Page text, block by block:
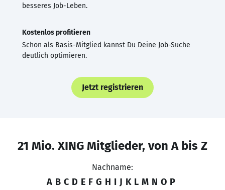
besseres Job-Leben.
Kostenlos profitieren
Schon als Basis-Mitglied kannst Du Deine Job-Suche
deutlich optimieren.
Jetzt registrieren
21 Mio. XING Mitglieder, von A bis Z
Nachname:
A B C D E F G H I J K L M N O P